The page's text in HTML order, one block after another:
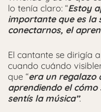
lo tenía claro: “Estoy
importante que es la
conectarnos, el
El cantante se dirigía
cuando cuándo
que “era un regalazo
aprendiendo el
sentís la música”.